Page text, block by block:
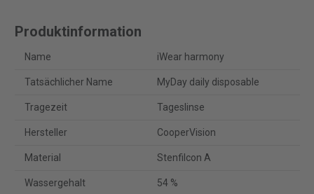
Produktinformation
Name iWear harmony
Tatsächlicher Name MyDay daily disposable
Tragezeit Tageslinse
Hersteller CooperVision
Material Stenfilcon A
Wassergehalt 54 %